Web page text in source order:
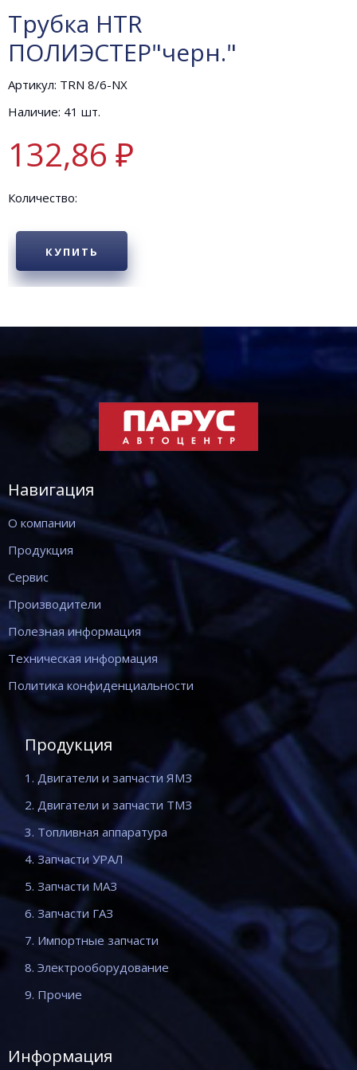
Трубка HTR
ПОЛИЭСТЕР"черн."
Артикул: TRN 8/6-NX
Наличие: 41 шт.
132,86 ₽
Количество:
КУПИТЬ
Навигация
О компании
Продукция
Сервис
Производители
Полезная информация
Техническая информация
Политика конфиденциальности
Продукция
1. Двигатели и запчасти ЯМЗ
2. Двигатели и запчасти ТМЗ
3. Топливная аппаратура
4. Запчасти УРАЛ
5. Запчасти МАЗ
6. Запчасти ГАЗ
7. Импортные запчасти
8. Электрооборудование
9. Прочие
Информация